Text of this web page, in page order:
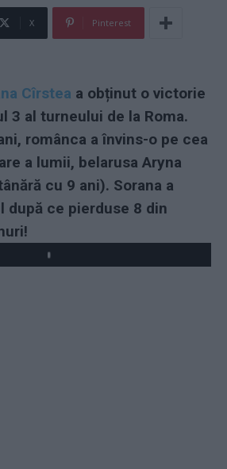
X Pinterest
Cîrstea a obținut o victorie
3 al turneului de la Roma.
românca a învins-o pe cea
a lumii, belarusa Aryna
cu 9 ani). Sorana a
după ce pierduse 8 din
Play